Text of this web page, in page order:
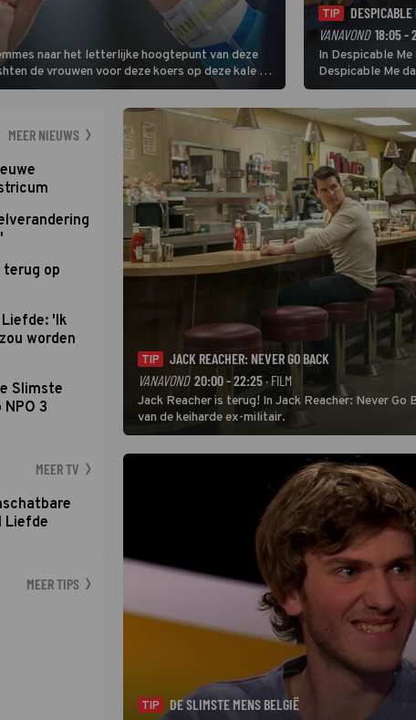
naar het letterlijke hoogtepunt van deze
de vrouwen voor deze koers op deze kale col
slotklim is vlak.
TIP
VANAVOND 18:05 -
In Despicable
Despicable Me
Agnes de
dat pad weet te
MEER NIEUWS
terug op
'Ik
worden
Slimste
3
MEER TV
Liefde
MEER TIPS
TIP
JACK REACHER: NEVER GO BACK
VANAVOND 20:00 - 22:25· FILM
Jack Reacher is terug! In Jack Reacher: Never Go
van de keiharde ex-militair.
TIP
DE SLIMSTE MENS BELGIË